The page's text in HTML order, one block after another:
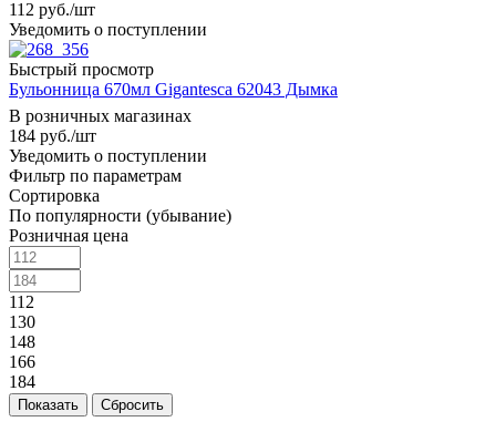
112 руб./шт
Уведомить о поступлении
Быстрый просмотр
Бульонница 670мл Gigantesca 62043 Дымка
В розничных магазинах
184 руб./шт
Уведомить о поступлении
Фильтр по параметрам
Сортировка
По популярности (убывание)
Розничная цена
112
130
148
166
184
Сбросить